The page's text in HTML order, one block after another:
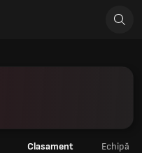
Clasament Echipă